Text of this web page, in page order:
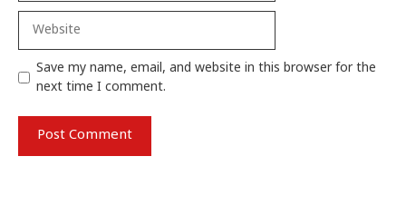
Save my name, email, and website in this browser for the
next time I comment.